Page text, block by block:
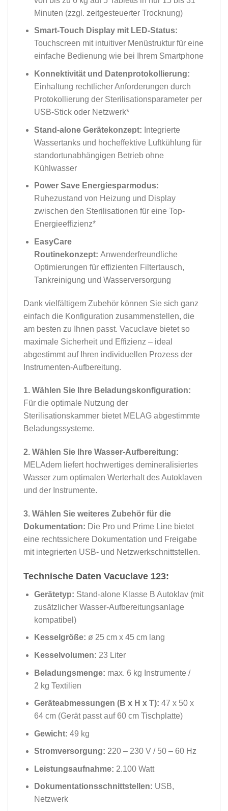
Minuten (zzgl. zeitgesteuerter Trocknung)
Smart-Touch Display mit LED-Status:
Touchscreen mit intuitiver Menüstruktur für eine
einfache Bedienung wie bei Ihrem Smartphone
Konnektivität und Datenprotokollierung:
Einhaltung rechtlicher Anforderungen durch
Protokollierung der Sterilisationsparameter per
USB-Stick oder Netzwerk*
Stand-alone Gerätekonzept: Integrierte
Wassertanks und hocheffektive Luftkühlung für
standortunabhängigen Betrieb ohne
Kühlwasser
Power Save Energiesparmodus:
Ruhezustand von Heizung und Display
zwischen den Sterilisationen für eine Top-
Energieeffizienz*
EasyCare
Routinekonzept: Anwenderfreundliche
Optimierungen für effizienten Filtertausch,
Tankreinigung und Wasserversorgung
Dank vielfältigem Zubehör können Sie sich ganz
einfach die Konfiguration zusammenstellen, die
am besten zu Ihnen passt. Vacuclave bietet so
maximale Sicherheit und Effizienz – ideal
abgestimmt auf Ihren individuellen Prozess der
Instrumenten-Aufbereitung.
1. Wählen Sie Ihre Beladungskonfiguration:
Für die optimale Nutzung der
Sterilisationskammer bietet MELAG abgestimmte
Beladungssysteme.
2. Wählen Sie Ihre Wasser-Aufbereitung:
MELAdem liefert hochwertiges demineralisiertes
Wasser zum optimalen Werterhalt des Autoklaven
und der Instrumente.
3. Wählen Sie weiteres Zubehör für die
Dokumentation: Die Pro und Prime Line bietet
eine rechtssichere Dokumentation und Freigabe
mit integrierten USB- und Netzwerkschnittstellen.
Technische Daten Vacuclave 123:
Gerätetyp: Stand-alone Klasse B Autoklav (mit
zusätzlicher Wasser-Aufbereitungsanlage
kompatibel)
Kesselgröße: ø 25 cm x 45 cm lang
Kesselvolumen: 23 Liter
Beladungsmenge: max. 6 kg Instrumente /
2 kg Textilien
Geräteabmessungen (B x H x T): 47 x 50 x
64 cm (Gerät passt auf 60 cm Tischplatte)
Gewicht: 49 kg
Stromversorgung: 220 – 230 V / 50 – 60 Hz
Leistungsaufnahme: 2.100 Watt
Dokumentationsschnittstellen: USB,
Netzwerk